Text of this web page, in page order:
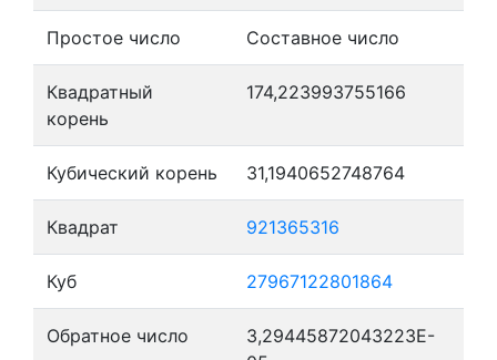
Простое число Составное число
Квадратный
корень
174,223993755166
Кубический корень 31,1940652748764
Квадрат 921365316
Куб 27967122801864
Обратное число
3,29445872043223E-